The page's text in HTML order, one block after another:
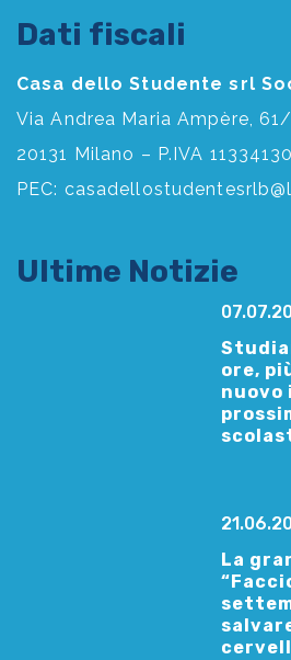
Dati fiscali
Casa dello Studente srl
Via Andrea Maria Ampère,
20131 Milano – P.IVA
PEC:
Ultime Notizie
ore,
nuovo
La